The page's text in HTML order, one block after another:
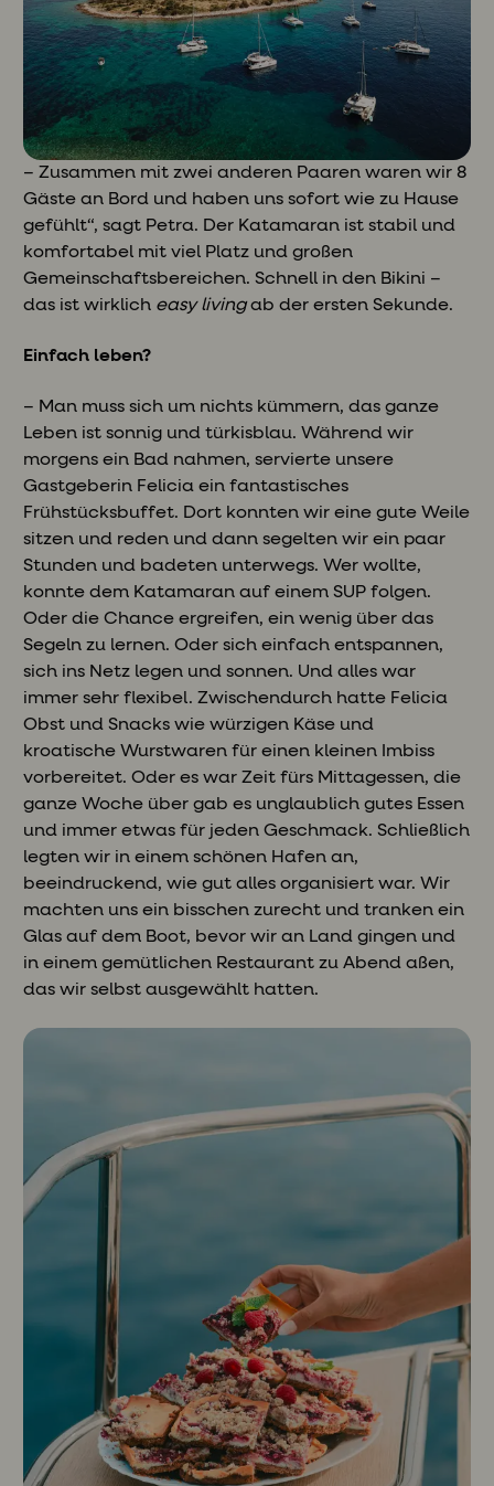
– Zusammen mit zwei anderen Paaren waren wir 8
Gäste an Bord und haben uns sofort wie zu Hause
gefühlt“, sagt Petra. Der Katamaran ist stabil und
komfortabel mit viel Platz und großen
Gemeinschaftsbereichen. Schnell in den Bikini –
das ist wirklich easy livingab der ersten Sekunde.
Einfach leben?
– Man muss sich um nichts kümmern, das ganze
Leben ist sonnig und türkisblau. Während wir
morgens ein Bad nahmen, servierte unsere
Gastgeberin Felicia ein fantastisches
Frühstücksbuffet. Dort konnten wir eine gute Weile
sitzen und reden und dann segelten wir ein paar
Stunden und badeten unterwegs. Wer wollte,
konnte dem Katamaran auf einem SUP folgen.
Oder die Chance ergreifen, ein wenig über das
Segeln zu lernen. Oder sich einfach entspannen,
sich ins Netz legen und sonnen. Und alles war
immer sehr flexibel. Zwischendurch hatte Felicia
Obst und Snacks wie würzigen Käse und
kroatische Wurstwaren für einen kleinen Imbiss
vorbereitet. Oder es war Zeit fürs Mittagessen, die
ganze Woche über gab es unglaublich gutes Essen
und immer etwas für jeden Geschmack. Schließlich
legten wir in einem schönen Hafen an,
beeindruckend, wie gut alles organisiert war. Wir
machten uns ein bisschen zurecht und tranken ein
Glas auf dem Boot, bevor wir an Land gingen und
in einem gemütlichen Restaurant zu Abend aßen,
das wir selbst ausgewählt hatten.